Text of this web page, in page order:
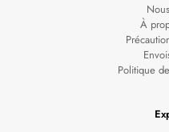
À
Politique